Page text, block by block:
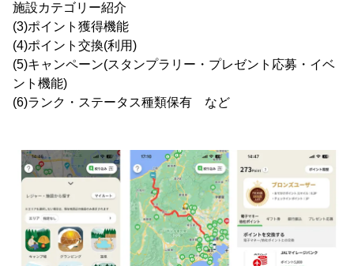
施設カテゴリー紹介
(3)ポイント獲得機能
(4)ポイント交換(利用)
(5)キャンペーン(スタンプラリー・プレゼント応募・イベ
ント機能)
(6)ランク・ステータス種類保有 など